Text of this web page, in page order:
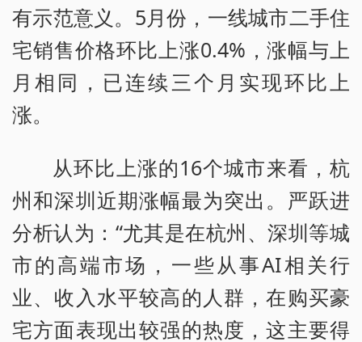
有示范意义。5月份，一线城市二手住
宅销售价格环比上涨0.4%，涨幅与上
月相同，已连续三个月实现环比上
涨。
从环比上涨的16个城市来看，杭
州和深圳近期涨幅最为突出。严跃进
分析认为：“尤其是在杭州、深圳等城
市的高端市场，一些从事AI相关行
业、收入水平较高的人群，在购买豪
宅方面表现出较强的热度，这主要得